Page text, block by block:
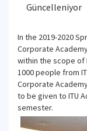
Güncelleniyor
In the 2019-2020
Corporate
within the scope of
1000 people from
Corporate
to be given to ITU
semester.